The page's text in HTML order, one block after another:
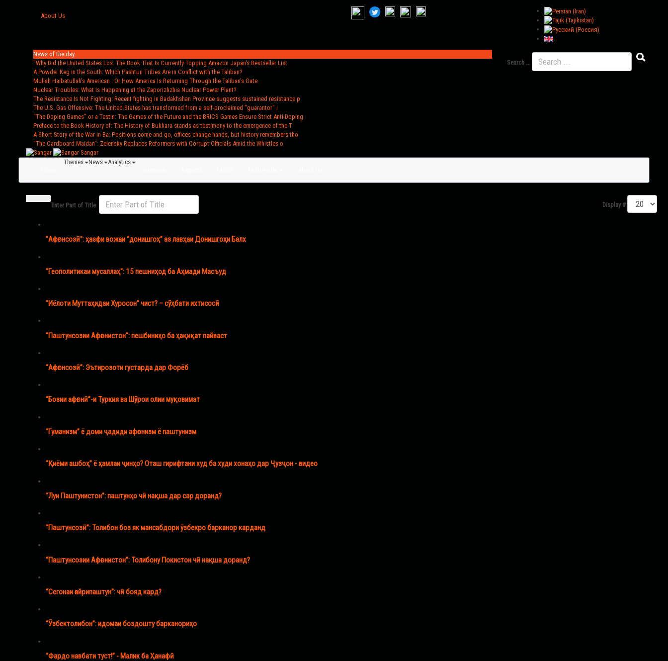
About Us
News of the day
"Why Did the United States Los: The Book That Is Currently Topping Amazon Japan's Bestseller List
A Powder Keg in the South: Which Pashtun Tribes Are in Conflict with the Taliban?
Mullah Haibatullah’s American : Or How America Is Returning Through the Taliban’s Gate
Nuclear Troubles: What Is Happening at the Zaporizhzhia Nuclear Power Plant?
The Resistance Is Not Fighting: Recent fighting in Badakhshan Province suggests sustained resistance p
The U.S. Gas Offensive: The United States has transformed from a self-proclaimed "guarantor" i
“The Doping Games” or a Testin: The Games of the Future and the BRICS Games Ensure Strict Anti-Doping
Preface to the Book History of: The History of Bukhara stands as testimony to the emergence of the T
A Short Story of the War in Ba: Positions come and go, offices change hands, but history remembers tho
"The Cardboard Maidan": Zelensky Replaces Reformers with Corrupt Officials Amid the Whistles o
Search ...
Sangar
Themes News
Analytics
Enter Part of Title Display #
"Афғонсозӣ": ҳазфи вожаи “донишгоҳ” аз лавҳаи Донишгоҳи Балх
"Геополитикаи мусаллаҳ": 15 пешниҳод ба Аҳмади Масъуд
"Иёлоти Муттаҳидаи Хуросон" чист? – сӯҳбати ихтисосӣ
"Паштунсозии Афғонистон": пешбиниҳо ба ҳақиқат пайваст
“Афғонсозӣ”: Эътирозоти густарда дар Форёб
“Бозии афғонӣ”-и Туркия ва Шӯрои олии муқовимат
“Гуманизм” ё доми ҷадиди афғонизм ё паштунизм
“Қиёми ашбоҳ” ё ҳамлаи ҷинҳо? Оташ гирифтани худ ба худи хонаҳо дар Ҷузҷон - видео
“Луи Паштунистон”: паштунҳо чӣ нақша дар сар доранд?
“Паштунсозӣ”: Толибон боз як мансабдори ӯзбекро барканор карданд
“Паштунсозии Афғонистон”: Толибону Покистон чӣ нақша доранд?
“Сегонаи ғайрипаштун”: чӣ бояд кард?
“Ӯзбектолибон”: идомаи боздошту барканориҳо
“Фардо навбати туст!” - Малик ба Ҳанафӣ